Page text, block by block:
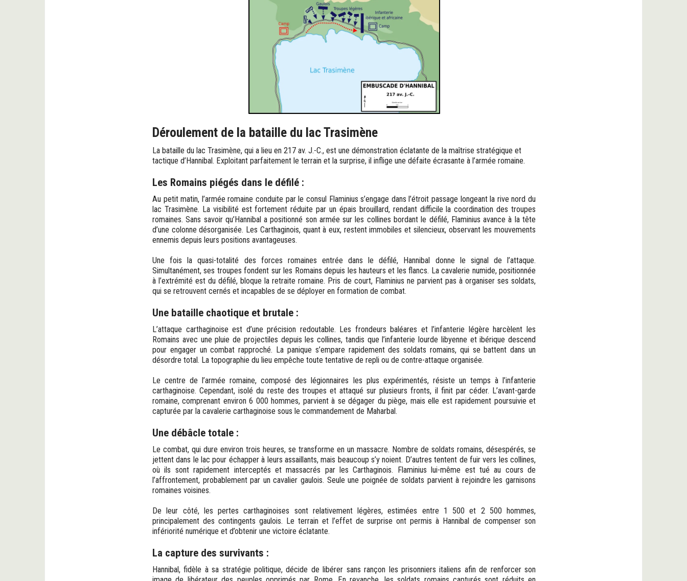
Déroulement de la bataille du lac Trasimène
La bataille du lac Trasimène, qui a lieu en 217 av. J.-C., est une démonstration éclatante de la maîtrise stratégique et
tactique d’Hannibal. Exploitant parfaitement le terrain et la surprise, il inflige une défaite écrasante à l’armée romaine.
Les Romains piégés dans le défilé :
Au petit matin, l’armée romaine conduite par le consul Flaminius s’engage dans l’étroit passage longeant la rive nord du
lac Trasimène. La visibilité est fortement réduite par un épais brouillard, rendant difficile la coordination des troupes
romaines. Sans savoir qu’Hannibal a positionné son armée sur les collines bordant le défilé, Flaminius avance à la tête
d’une colonne désorganisée. Les Carthaginois, quant à eux, restent immobiles et silencieux, observant les mouvements
ennemis depuis leurs positions avantageuses.
Une fois la quasi-totalité des forces romaines entrée dans le défilé, Hannibal donne le signal de l’attaque.
Simultanément, ses troupes fondent sur les Romains depuis les hauteurs et les flancs. La cavalerie numide, positionnée
à l’extrémité est du défilé, bloque la retraite romaine. Pris de court, Flaminius ne parvient pas à organiser ses soldats,
qui se retrouvent cernés et incapables de se déployer en formation de combat.
Une bataille chaotique et brutale :
L’attaque carthaginoise est d’une précision redoutable. Les frondeurs baléares et l’infanterie légère harcèlent les
Romains avec une pluie de projectiles depuis les collines, tandis que l’infanterie lourde libyenne et ibérique descend
pour engager un combat rapproché. La panique s’empare rapidement des soldats romains, qui se battent dans un
désordre total. La topographie du lieu empêche toute tentative de repli ou de contre-attaque organisée.
Le centre de l’armée romaine, composé des légionnaires les plus expérimentés, résiste un temps à l’infanterie
carthaginoise. Cependant, isolé du reste des troupes et attaqué sur plusieurs fronts, il finit par céder. L’avant-garde
romaine, comprenant environ 6 000 hommes, parvient à se dégager du piège, mais elle est rapidement poursuivie et
capturée par la cavalerie carthaginoise sous le commandement de Maharbal.
Une débâcle totale :
Le combat, qui dure environ trois heures, se transforme en un massacre. Nombre de soldats romains, désespérés, se
jettent dans le lac pour échapper à leurs assaillants, mais beaucoup s’y noient. D’autres tentent de fuir vers les collines,
où ils sont rapidement interceptés et massacrés par les Carthaginois. Flaminius lui-même est tué au cours de
l’affrontement, probablement par un cavalier gaulois. Seule une poignée de soldats parvient à rejoindre les garnisons
romaines voisines.
De leur côté, les pertes carthaginoises sont relativement légères, estimées entre 1 500 et 2 500 hommes,
principalement des contingents gaulois. Le terrain et l’effet de surprise ont permis à Hannibal de compenser son
infériorité numérique et d’obtenir une victoire éclatante.
La capture des survivants :
Hannibal, fidèle à sa stratégie politique, décide de libérer sans rançon les prisonniers italiens afin de renforcer son